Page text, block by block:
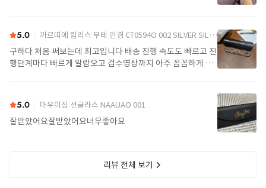
5.0 까르띠에 림리스 무테 안경 CT0594O 002 SILVER SILVER TRANSPARENT
구하다 처음 써보는데 최고입니다 배송 진행 속도도 빠르고 진
행단계마다 빠르게 알람오고 검수영상까지 아주 꼼꼼하게 찍
5.0 마우이짐 선글라스 NAAUAO 001
잘받았어요잘받았어요너무좋아요
리뷰 전체 보기